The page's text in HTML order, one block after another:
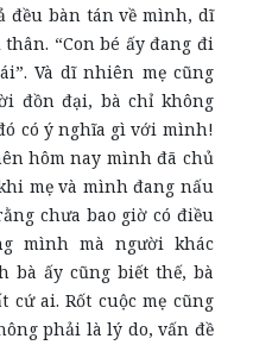
đều bàn tán về mình, dĩ
“Con bé ấy đang đi
Và dĩ nhiên mẹ cũng
đồn đại, bà chỉ không
có ý nghĩa gì với mình!
hôm nay mình đã chủ
mẹ và mình đang nấu
chưa bao giờ có điều
mình mà người khác
bà ấy cũng biết thế, bà
ai. Rốt cuộc mẹ cũng
phải là lý do, vấn đề